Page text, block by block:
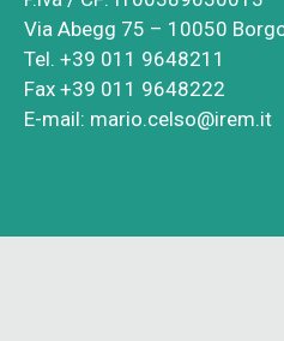
Via Abegg 75 – 10050
Tel. +39 011 9648211
Fax +39 011 9648222
E-mail: mario.celso@irem.it